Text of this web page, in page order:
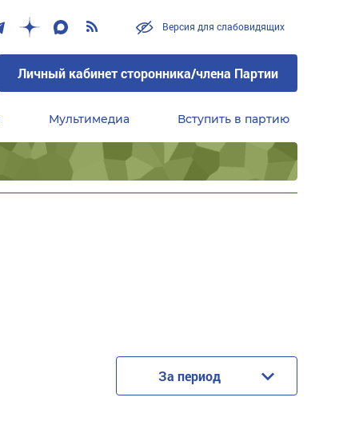
Версия для слабовидящих
Личный кабинет сторонника/члена Партии
Мультимедиа Вступить в партию
За период